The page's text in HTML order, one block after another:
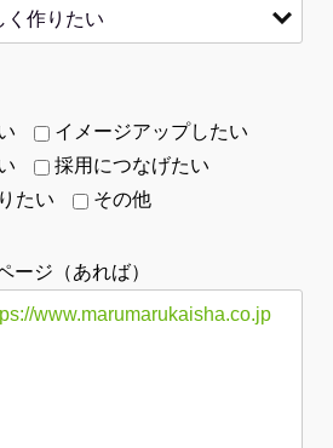
イメージアップしたい
採用につなげたい
たい
その他
ージ（あれば）